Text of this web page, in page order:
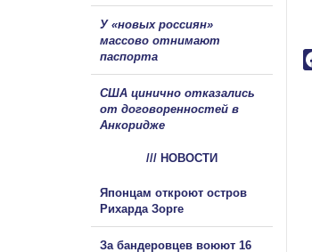
У «новых россиян»
массово отнимают
паспорта
США цинично отказались
от договоренностей в
Анкоридже
/// НОВОСТИ
Японцам откроют остров
Рихарда Зорге
За бандеровцев воюют 16